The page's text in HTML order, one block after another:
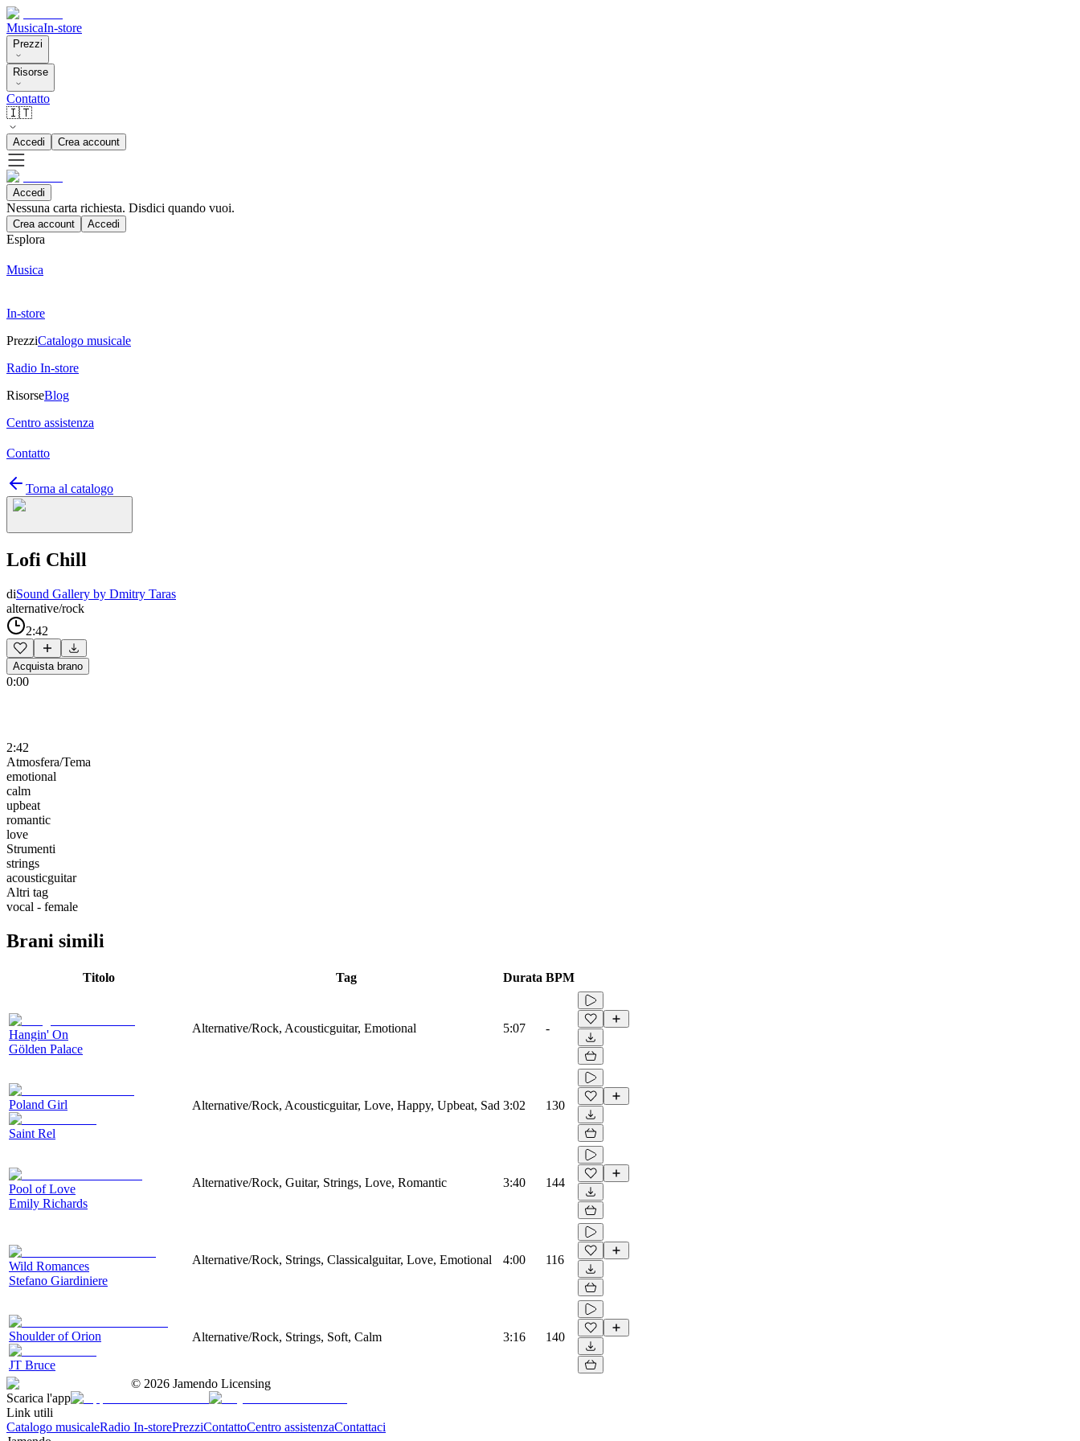
MusicaIn-store
Prezzi
Risorse
Contatto
🇮🇹
Accedi Crea account
Accedi
Nessuna carta richiesta. Disdici quando vuoi.
Crea account Accedi
Esplora
Musica
In-store
PrezziCatalogo musicale
Radio In-store
RisorseBlog
Centro assistenza
Contatto
Torna al catalogo
Lofi Chill
diSound Gallery by Dmitry Taras
alternative/rock
2:42
Acquista brano
0:00
2:42
Atmosfera/Tema
emotional
calm
upbeat
romantic
love
Strumenti
strings
acousticguitar
Altri tag
vocal - female
Brani simili
Titolo Tag Durata BPM
Hangin' On
Gölden Palace
Alternative/Rock, Acousticguitar, Emotional 5:07 -
Poland Girl
Saint Rel
Alternative/Rock, Acousticguitar, Love, Happy, Upbeat, Sad 3:02 130
Pool of Love
Emily Richards
Alternative/Rock, Guitar, Strings, Love, Romantic 3:40 144
Wild Romances
Stefano Giardiniere
Alternative/Rock, Strings, Classicalguitar, Love, Emotional 4:00 116
Shoulder of Orion
JT Bruce
Alternative/Rock, Strings, Soft, Calm 3:16 140
© 2026 Jamendo Licensing
Scarica l'app
Link utili
Catalogo musicaleRadio In-storePrezziContattoCentro assistenzaContattaci